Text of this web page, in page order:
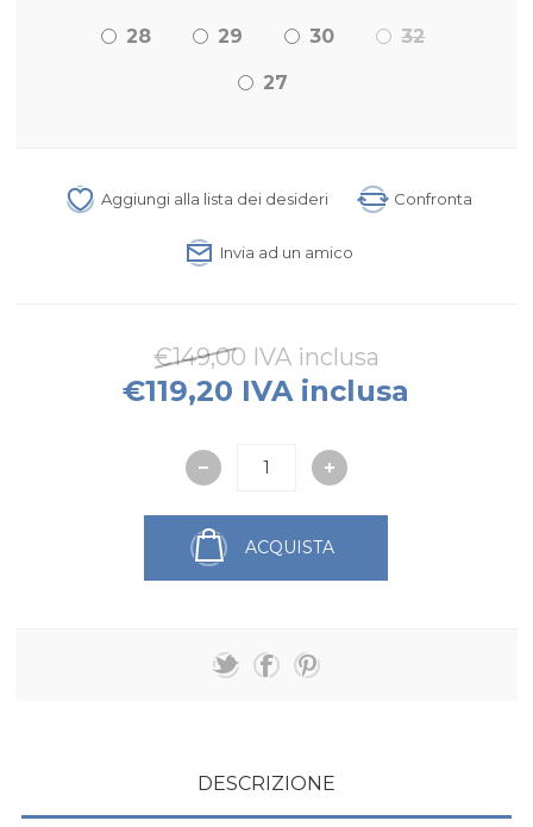
28 29 30 32
27
Aggiungi alla lista dei desideri Confronta
Invia ad un amico
€149,00 IVA inclusa
€119,20 IVA inclusa
ACQUISTA
DESCRIZIONE